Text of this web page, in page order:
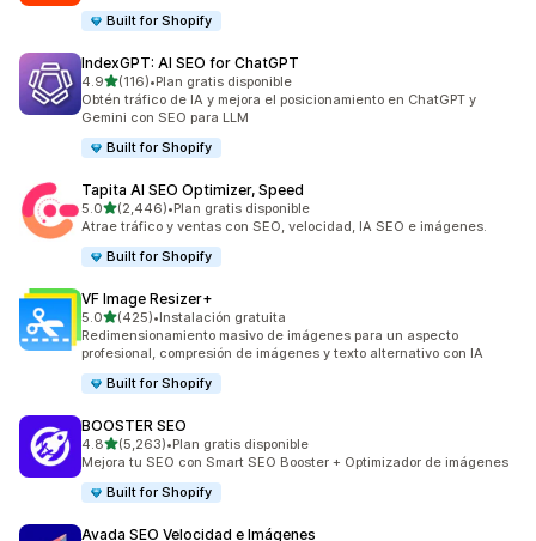
Built for Shopify
IndexGPT: AI SEO for ChatGPT
4.9de 5 estrellas
(116)
116 reseñas en total
•Plan gratis disponible
Obtén tráfico de IA y mejora el posicionamiento en ChatGPT y
Gemini con SEO para LLM
Built for Shopify
Tapita AI SEO Optimizer, Speed
5.0de 5 estrellas
(2,446)
2446 reseñas en total
•Plan gratis disponible
Atrae tráfico y ventas con SEO, velocidad, IA SEO e imágenes.
Built for Shopify
VF Image Resizer+
5.0de 5 estrellas
(425)
425 reseñas en total
•Instalación gratuita
Redimensionamiento masivo de imágenes para un aspecto
profesional, compresión de imágenes y texto alternativo con IA
Built for Shopify
BOOSTER SEO
4.8de 5 estrellas
(5,263)
5263 reseñas en total
•Plan gratis disponible
Mejora tu SEO con Smart SEO Booster + Optimizador de imágenes
Built for Shopify
Avada SEO Velocidad e Imágenes